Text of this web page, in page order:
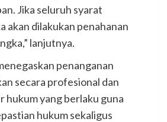
Jika seluruh syarat
akan dilakukan penahanan
lanjutnya.
penanganan
secara profesional dan
hukum yang berlaku guna
hukum sekaligus